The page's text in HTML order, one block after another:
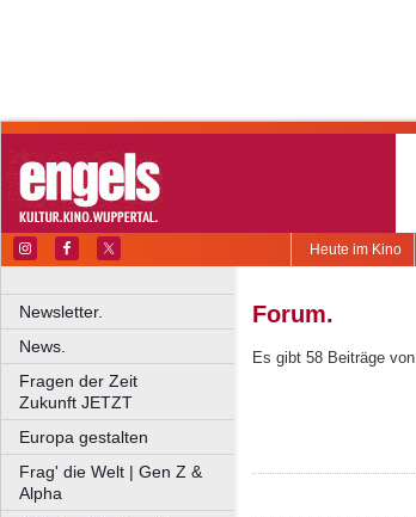
Heute im Kino
Newsletter.
News.
Fragen der Zeit
Zukunft JETZT
Europa gestalten
Frag' die Welt | Gen Z &
Alpha
Forum.
Es gibt 58 Beiträge von